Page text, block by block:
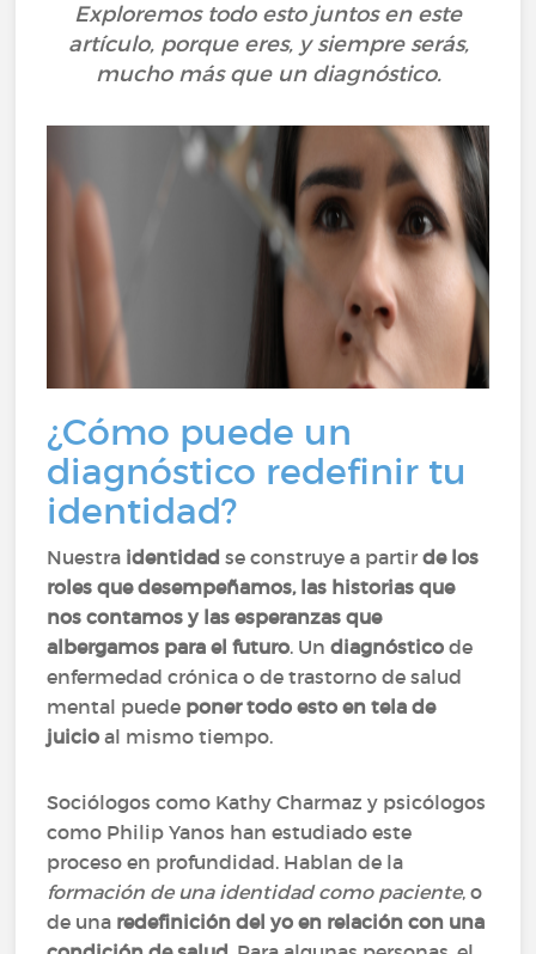
Exploremos todo esto juntos en este
artículo, porque eres, y siempre serás,
mucho más que un diagnóstico.
¿Cómo puede un
diagnóstico redefinir tu
identidad?
Nuestra identidad se construye a partirde los
roles que desempeñamos, las historias que
nos contamos y las esperanzas que
albergamos para el futuro. Undiagnóstico de
enfermedad crónica o de trastorno de salud
mental puede poner todo esto en tela de
juicio al mismo tiempo.
Sociólogos como Kathy Charmaz y psicólogos
como Philip Yanos han estudiado este
proceso en profundidad. Hablan de la
formación de una identidad como paciente, o
de una redefinición del yo en relación con una